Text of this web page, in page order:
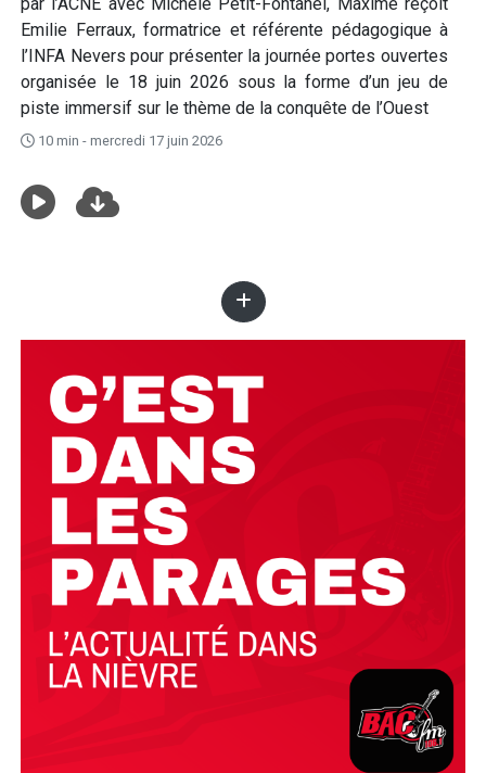
Emilie Ferraux, formatrice et référente pédagogique à
l’INFA Nevers pour présenter la journée portes ouvertes
organisée le 18 juin 2026 sous la forme d’un jeu de
piste immersif sur le thème de la conquête de l’Ouest
10 min - mercredi 17 juin 2026